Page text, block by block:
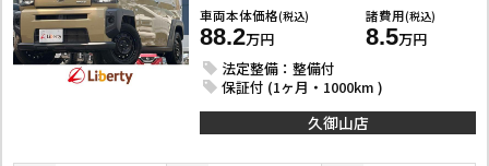
車両本体価格(税込)
88.2万円
諸費用(税込)
8.5万円
法定整備：整備付
保証付 (1ヶ月・1000km )
久御山店